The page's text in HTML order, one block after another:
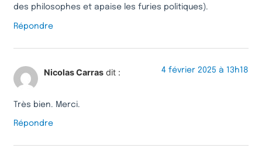
des philosophes et apaise les furies politiques).
Répondre
Nicolas Carras dit : 4 février 2025 à 13h18
Très bien. Merci.
Répondre